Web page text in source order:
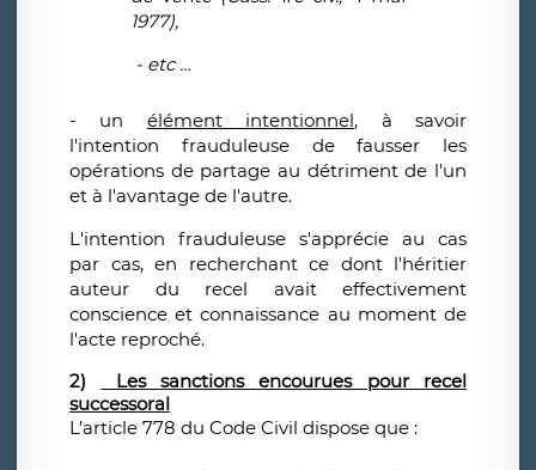
1977),
- etc …
- un élément intentionnel, à savoir
l'intention frauduleuse de fausser les
opérations de partage au détriment de l'un
et à l'avantage de l'autre.
L'intention frauduleuse s'apprécie au cas
par cas, en recherchant ce dont l'héritier
auteur du recel avait effectivement
conscience et connaissance au moment de
l'acte reproché.
2)
Les sanctions encourues pour recel
successoral
L’article 778 du Code Civil dispose que :